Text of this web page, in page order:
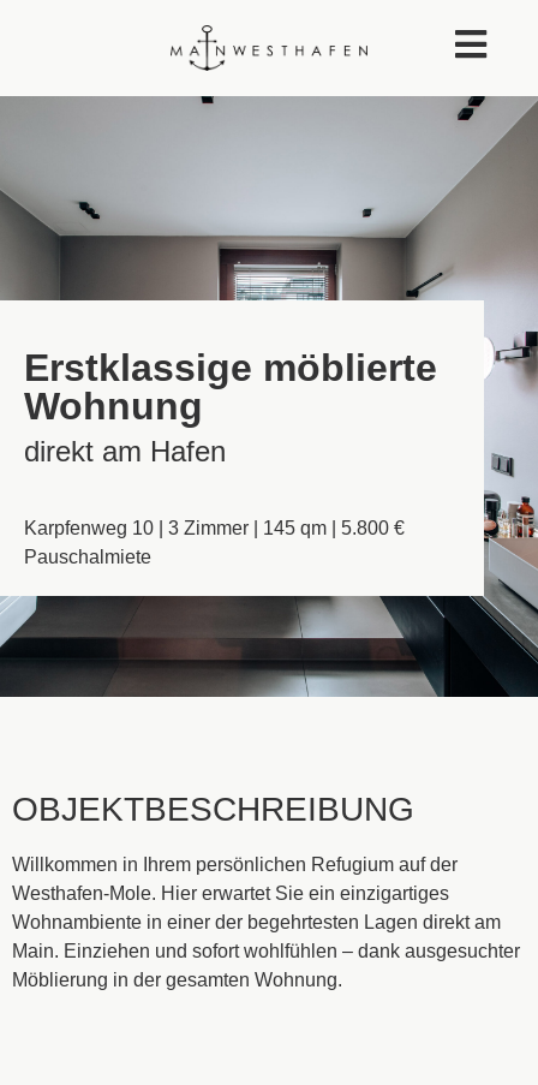
Erstklassige möblierte
Wohnung
direkt am Hafen
Karpfenweg 10 | 3 Zimmer | 145 qm | 5.800 €
Pauschalmiete
OBJEKTBESCHREIBUNG
Willkommen in Ihrem persönlichen Refugium auf der
Westhafen-Mole. Hier erwartet Sie ein einzigartiges
Wohnambiente in einer der begehrtesten Lagen direkt am
Main. Einziehen und sofort wohlfühlen – dank ausgesuchter
Möblierung in der gesamten Wohnung.